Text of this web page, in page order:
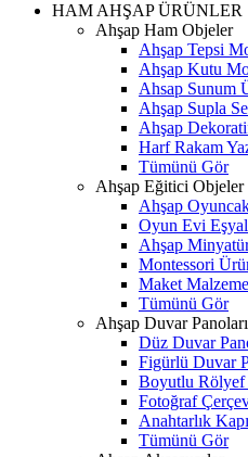
HAM AHŞAP ÜRÜNLER
Ahşap Ham Objeler
Ahşap Tepsi
Ahşap Kutu
Ahsap Sunum
Ahşap Supla
Ahşap
Harf Rakam
Tümünü Gör
Ahşap Eğitici Objeler
Ahşap
Oyun Evi
Ahşap
Montessori
Maket
Tümünü Gör
Ahşap Duvar Panoları
Düz Duvar
Figürlü Duvar
Boyutlu Rölyef
Fotoğraf
Anahtarlık
Tümünü Gör